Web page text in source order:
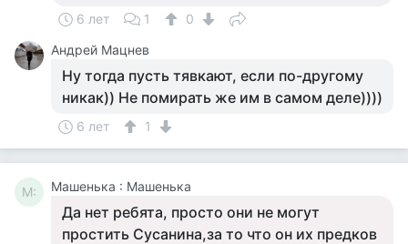
6 лет 1
0
Андрей Мацнев
Ну тогда пусть тявкают, если по-другому
никак)) Не помирать же им в самом деле))))
6 лет 1
М: Машенька : Машенька
Да нет ребята, просто они не могут
простить Сусанина,за то что он их предков